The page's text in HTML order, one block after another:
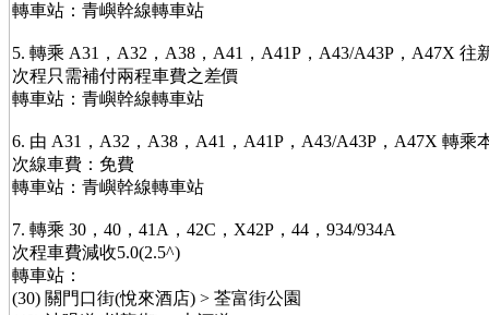
轉車站：青嶼幹線轉車站
5. 轉乘 A31，A32，A38，A41，A41P，A43/A43P，A47X 往
次程只需補付兩程車費之差價
轉車站：青嶼幹線轉車站
6. 由 A31，A32，A38，A41，A41P，A43/A43P，A47X 轉乘
次線車費：免費
轉車站：青嶼幹線轉車站
7. 轉乘 30，40，41A，42C，X42P，44，934/934A
次程車費減收5.0(2.5^)
轉車站：
(30) 關門口街(悅來酒店) > 荃富街公園